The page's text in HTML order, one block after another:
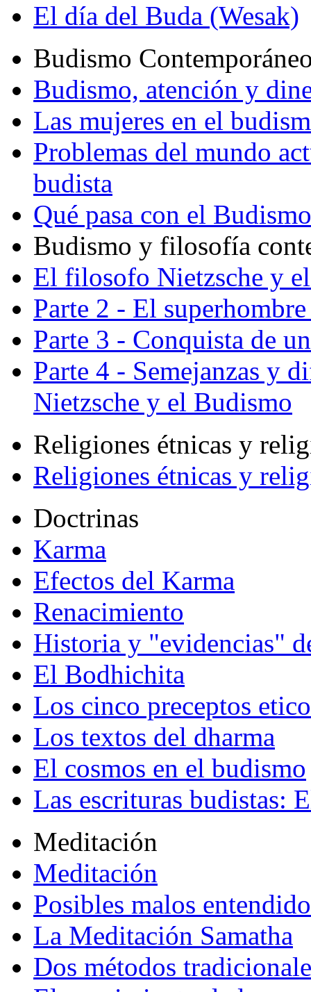
El día del Buda (Wesak)
Budismo
Budismo, atención y
Las mujeres en el
Problemas del mundo
budista
Qué pasa con el
Budismo y filosofía
El filosofo Nietzsche y
Parte 2 - El
Parte 3 - Conquista de
Parte 4 - Semejanzas y
Nietzsche y el Budismo
Religiones étnicas y
Religiones étnicas y
Doctrinas
Karma
Efectos del Karma
Renacimiento
Historia y "evidencias"
El Bodhichita
Los cinco preceptos
Los textos del dharma
El cosmos en el budismo
Las escrituras budistas:
Meditación
Meditación
Posibles malos
La Meditación Samatha
Dos métodos